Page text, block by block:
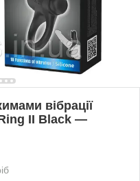
вібрації
II Black —